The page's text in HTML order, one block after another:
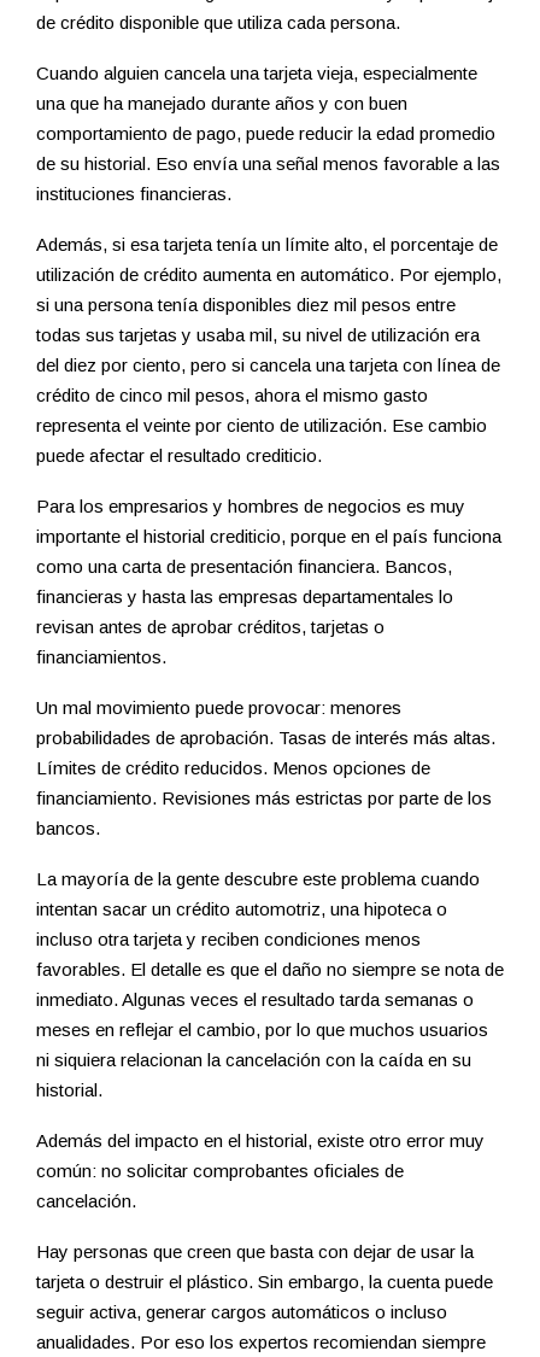
de crédito disponible que utiliza cada persona.
Cuando alguien cancela una tarjeta vieja, especialmente
una que ha manejado durante años y con buen
comportamiento de pago, puede reducir la edad promedio
de su historial. Eso envía una señal menos favorable a las
instituciones financieras.
Además, si esa tarjeta tenía un límite alto, el porcentaje de
utilización de crédito aumenta en automático. Por ejemplo,
si una persona tenía disponibles diez mil pesos entre
todas sus tarjetas y usaba mil, su nivel de utilización era
del diez por ciento, pero si cancela una tarjeta con línea de
crédito de cinco mil pesos, ahora el mismo gasto
representa el veinte por ciento de utilización. Ese cambio
puede afectar el resultado crediticio.
Para los empresarios y hombres de negocios es muy
importante el historial crediticio, porque en el país funciona
como una carta de presentación financiera. Bancos,
financieras y hasta las empresas departamentales lo
revisan antes de aprobar créditos, tarjetas o
financiamientos.
Un mal movimiento puede provocar: menores
probabilidades de aprobación. Tasas de interés más altas.
Límites de crédito reducidos. Menos opciones de
financiamiento. Revisiones más estrictas por parte de los
bancos.
La mayoría de la gente descubre este problema cuando
intentan sacar un crédito automotriz, una hipoteca o
incluso otra tarjeta y reciben condiciones menos
favorables. El detalle es que el daño no siempre se nota de
inmediato. Algunas veces el resultado tarda semanas o
meses en reflejar el cambio, por lo que muchos usuarios
ni siquiera relacionan la cancelación con la caída en su
historial.
Además del impacto en el historial, existe otro error muy
común: no solicitar comprobantes oficiales de
cancelación.
Hay personas que creen que basta con dejar de usar la
tarjeta o destruir el plástico. Sin embargo, la cuenta puede
seguir activa, generar cargos automáticos o incluso
anualidades. Por eso los expertos recomiendan siempre